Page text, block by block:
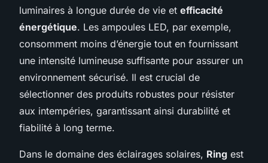
luminaires à longue durée de vie et efficacité
énergétique. Les ampoules LED, par exemple,
consomment moins d’énergie tout en fournissant
une intensité lumineuse suffisante pour assurer un
environnement sécurisé. Il est crucial de
sélectionner des produits robustes pour résister
aux intempéries, garantissant ainsi durabilité et
fiabilité à long terme.
Dans le domaine des éclairages solaires, Ring est